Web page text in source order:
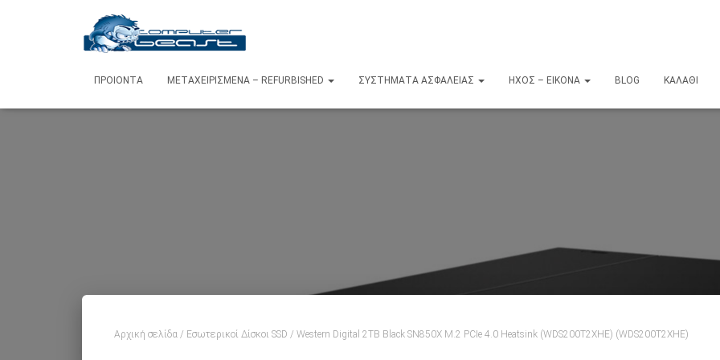
ΠΡΟΙΌΝΤΑ ΜΕΤΑΧΕΙΡΙΣΜΈΝΑ – REFURBISHED ΣΥΣΤΉΜΑΤΑ ΑΣΦΑΛΕΊΑΣ ΉΧΟΣ – ΕΙΚΌΝΑ BLOG ΚΑΛΆΘΙ
Αρχική σελίδα / Εσωτερικοί Δίσκοι SSD / Western Digital 2TB Black SN850X M.2 PCIe 4.0 Heatsink (WDS200T2XHE) (WDS200T2XHE)